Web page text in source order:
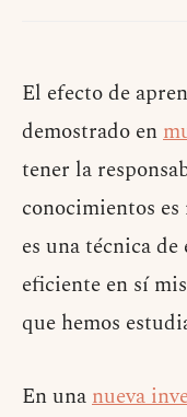
El efecto de
demostrado en
tener la
conocimientos es
es una técnica
eficiente en sí
que hemos
En unanueva